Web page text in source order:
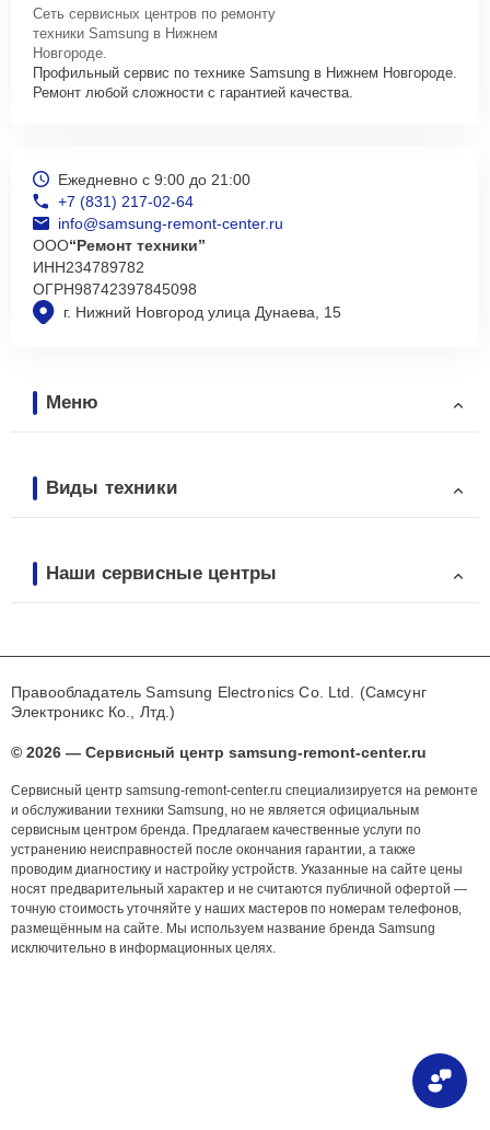
Сеть сервисных центров по ремонту
техники Samsung в Нижнем
Новгороде.
Профильный сервис по технике Samsung в Нижнем Новгороде.
Ремонт любой сложности с гарантией качества.
г. Нижний Новгород улица Дунаева, 15
Ежедневно с 9:00 до 21:00
+7 (831) 217-02-64
info@samsung-remont-center.ru
ООО“Ремонт техники”
ИНН234789782
ОГРН98742397845098
Меню
Виды техники
Наши сервисные центры
Правообладатель Samsung Electronics Co. Ltd. (Самсунг
Электроникс Ко., Лтд.)
© 2026 — Сервисный центр samsung-remont-center.ru
Сервисный центр samsung-remont-center.ru специализируется на ремонте
и обслуживании техники Samsung, но не является официальным
сервисным центром бренда. Предлагаем качественные услуги по
устранению неисправностей после окончания гарантии, а также
проводим диагностику и настройку устройств. Указанные на сайте цены
носят предварительный характер и не считаются публичной офертой —
точную стоимость уточняйте у наших мастеров по номерам телефонов,
размещённым на сайте. Мы используем название бренда Samsung
исключительно в информационных целях.